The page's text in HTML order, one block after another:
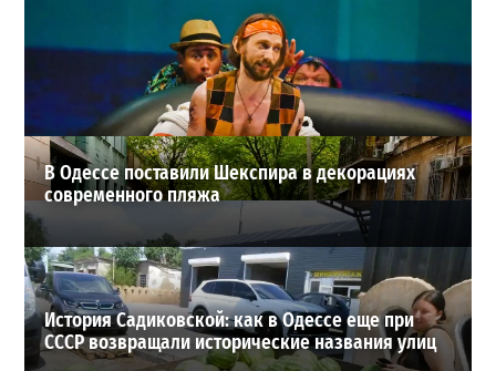
Под Одессой уносит в море ребенка на матрасе и
мужчину: идет спасательная операция
ВИБОР РЕДАКЦИИ
В Одессе поставили Шекспира в декорациях
современного пляжа
История Садиковской: как в Одессе еще при
СССР возвращали исторические названия улиц